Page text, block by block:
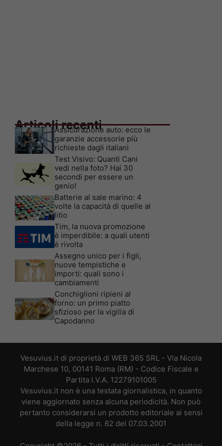
Articoli recenti
Assicurazione auto: ecco le
garanzie accessorie più
richieste dagli italiani
Test Visivo: Quanti Cani
vedi nella foto? Hai 30
secondi per essere un
genio!
Batterie al sale marino: 4
volte la capacità di quelle al
litio
Tim, la nuova promozione
è imperdibile: a quali utenti
è rivolta
Assegno unico per i figli,
nuove tempistiche e
importi: quali sono i
cambiamenti
Conchiglioni ripieni al
forno: un primo piatto
sfizioso per la vigilia di
Capodanno
Vesuvius.it di proprietà di WEB 365 SRL - Via Nicola
Marchese 10, 00141 Roma (RM) - Codice Fiscale e
Partita I.V.A. 12279101005
Vesuvius.it non è una testata giornalistica, in quanto
viene aggiornato senza alcuna periodicità. Non può
pertanto considerarsi un prodotto editoriale ai sensi
della legge n. 62 del 07.03.2001